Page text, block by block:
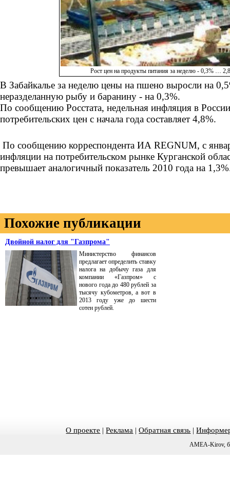
Рост цен на продукты питания за неделю - 0,3% …
В Забайкалье за неделю цены на пшено выросли на
неразделанную рыбу и баранину - на 0,3%.
По сообщению Росстата, недельная инфляция в
потребительских цен с начала года составляет 4,8%.
По сообщению корреспондента ИА REGNUM, с
инфляции на потребительском рынке Курганской
превышает аналогичный показатель 2010 года на
Похожие публикации
Двойной налог для "Газпрома"
Министерство финансов
предлагает определить ставку
налога на добычу газа для
компании «Газпром» с
нового года до 480 рублей за
тысячу кубометров, а вот в
2013 году уже до шести
сотен рублей.
О проекте |Реклама |Обратная связь |
AMEA-Kirov,